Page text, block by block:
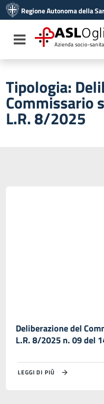
Vai al menu di
Vai al footer
Regione Autonoma della
Toggle navigation
ASL
Azienda socio-
Tipologia:
Commissario
L.R. 8/2025
Deliberazione del
L.R. 8/2025 n. 09 del
LEGGI DI PIÙ